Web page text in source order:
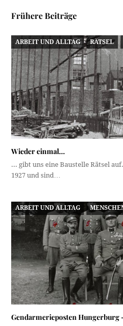
Frühere Beiträge
ARBEIT UND ALLTAG RÄTSEL
Wieder einmal…
... gibt uns eine Baustelle Rätsel
1927 und sind…
ARBEIT UND ALLTAG
Gendarmerieposten Hungerburg